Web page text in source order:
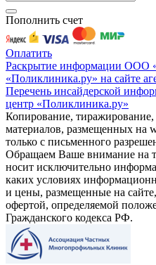
Пополнить счет
Оплатить
Раскрытие информации ООО
«Поликлиника.ру» на сайте
Перечень инсайдерской
центр «Поликлиника.ру»
Копирование, тиражирование,
материалов, размещенных на
только с письменного
Обращаем Ваше внимание на
носит исключительно
каких условиях
и цены, размещенные на
офертой, определяемой
Гражданского кодекса РФ.